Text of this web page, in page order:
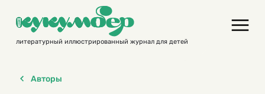
contentлитературный иллюстрированный журнал для детей
Авторы